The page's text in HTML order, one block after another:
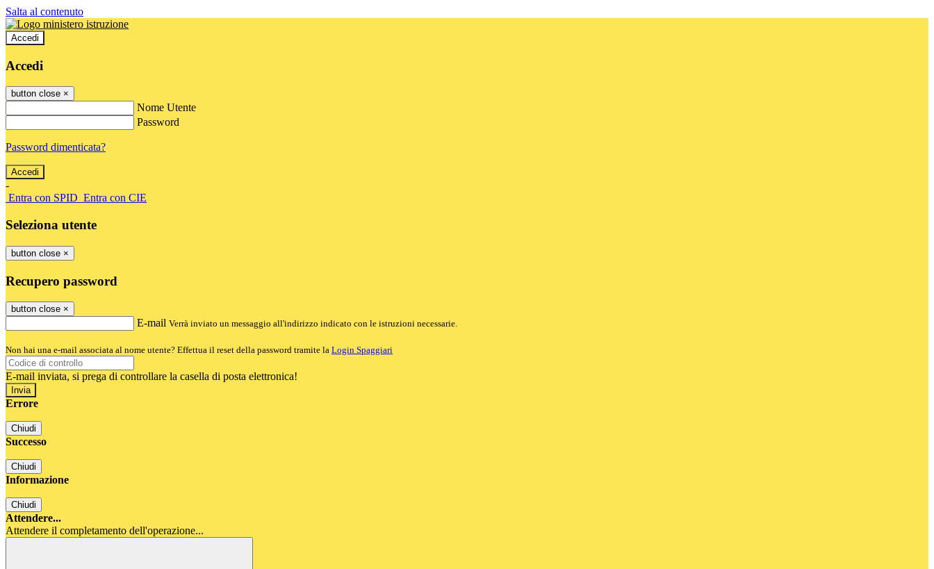
Salta al contenuto
Accedi
Accedi
button close ×
Nome Utente
Password
Password dimenticata?
-
Entra con SPID Entra con CIE
Seleziona utente
button close ×
Recupero password
button close ×
E-mail Verrà inviato un messaggio all'indirizzo indicato con le istruzioni necessarie.
Non hai una e-mail associata al nome utente? Effettua il reset della password tramite la Login Spaggiari
E-mail inviata, si prega di controllare la casella di posta elettronica!
Errore
Chiudi
Successo
Chiudi
Informazione
Chiudi
Attendere...
Attendere il completamento dell'operazione...